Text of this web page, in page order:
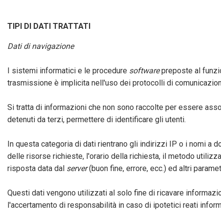
TIPI DI DATI TRATTATI
Dati di navigazione
I sistemi informatici e le procedure softwarepreposte al
trasmissione è implicita nell'uso dei protocolli di
Si tratta di informazioni che non sono raccolte per essere
detenuti da terzi, permettere di identificare gli utenti.
In questa categoria di dati rientrano gli indirizzi IP o i nomi a
delle risorse richieste, l'orario della richiesta, il metodo
risposta data dal server(buon fine, errore, ecc.) ed altri
Questi dati vengono utilizzati al solo fine di ricavare
l'accertamento di responsabilità in caso di ipotetici reati